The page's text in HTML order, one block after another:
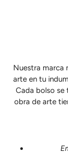
Nuestra marca
arte en tu
Cada bolso se
obra de arte